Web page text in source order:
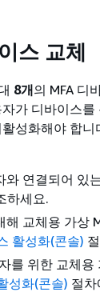
스 교체
8개의 MFA 디
가 디바이스
성화해야 합
와 연결되어 있
하세요.
해 교체용 가상
활성화(콘솔)
를 위한 교체
성화(콘솔) 절